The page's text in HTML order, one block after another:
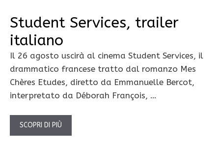
Student Services, trailer
italiano
Il 26 agosto uscirà al cinema Student Services, il
drammatico francese tratto dal romanzo Mes
Chères Etudes, diretto da Emmanuelle Bercot,
interpretato da Déborah François, …
SCOPRI DI PIÙ